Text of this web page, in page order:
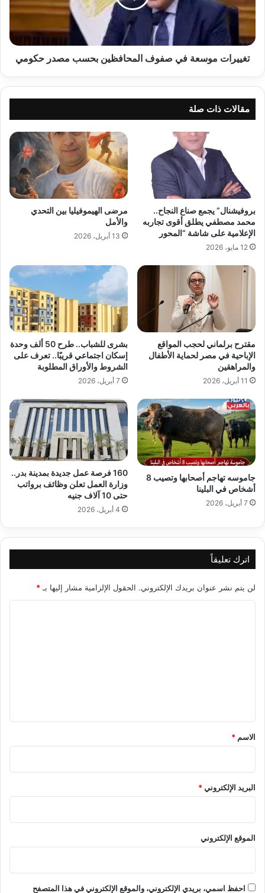
بحسب
مصدر
تغييرات موسعة في صفوف المحافظين بحسب مصدر حكومي
مقالات ذات صلة
بروفيشنال” يجمع صناع النجاح..
محمد مصطفي يطلق أقوى تجاربه
الإعلامية على شاشة “المحور
12 مايو، 2026
مرضى الهيموفيليا بين التحدي
والأمل
13 أبريل، 2026
مقترح برلماني لحجب المواقع
الإباحية في مصر لحماية الأطفال
والمراهقين
11 أبريل، 2026
بشرى للشباب.. طرح 50 ألف وحدة
إسكان اجتماعي قريبًا.. تعرف على
الشروط والأوراق المطلوبة
7 أبريل، 2026
جاموسه تهاجم أصحابها وتصيب 8
أشخاص في البلينا
7 أبريل، 2026
160 فرصة عمل جديدة بمدينة بدر..
وزارة العمل تعلن وظائف برواتب
حتى 10 آلاف جنيه
4 أبريل، 2026
اترك تعليقاً
لن يتم نشر عنوان بريدك الإلكتروني. الحقول الإلزامية مشار إليها بـ *
*
الاسم *
البريد الإلكتروني*
الموقع الإلكتروني
احفظ اسمي، بريدي الإلكتروني، والموقع الإلكتروني في هذا المتصفح